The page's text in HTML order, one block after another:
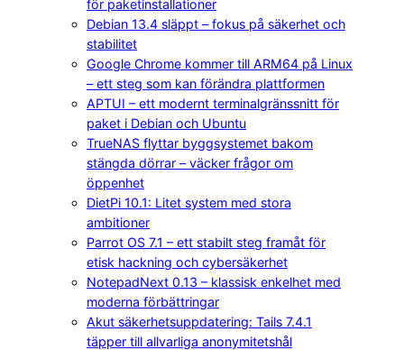
för paketinstallationer
Debian 13.4 släppt – fokus på säkerhet och
stabilitet
Google Chrome kommer till ARM64 på Linux
– ett steg som kan förändra plattformen
APTUI – ett modernt terminalgränssnitt för
paket i Debian och Ubuntu
TrueNAS flyttar byggsystemet bakom
stängda dörrar – väcker frågor om
öppenhet
DietPi 10.1: Litet system med stora
ambitioner
Parrot OS 7.1 – ett stabilt steg framåt för
etisk hackning och cybersäkerhet
NotepadNext 0.13 – klassisk enkelhet med
moderna förbättringar
Akut säkerhetsuppdatering: Tails 7.4.1
täpper till allvarliga anonymitetshål